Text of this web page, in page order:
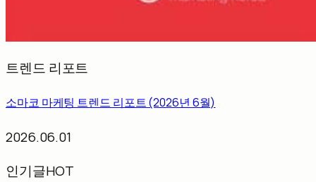
트렌드 리포트
소마코 마케팅 트렌드 리포트 (2026년 6월)
2026.06.01
인기글HOT